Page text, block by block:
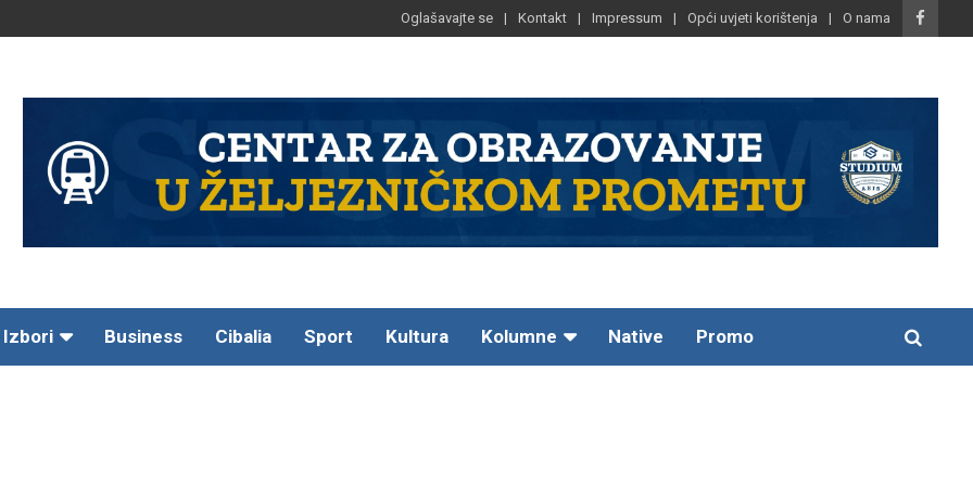
Oglašavajte se Kontakt Impressum Opći uvjeti korištenja O nama
Izbori Business Cibalia Sport Kultura Kolumne Native Promo